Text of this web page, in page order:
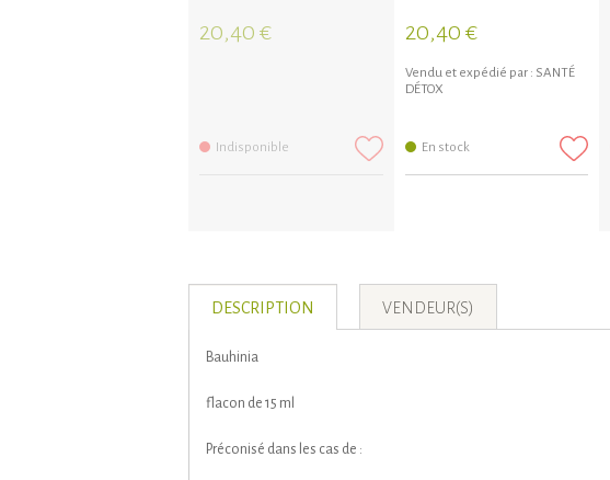
20,40 €
Indisponible
20,40 €
Vendu et expédié par : SANTÉ
DÉTOX
En stock
DESCRIPTION VENDEUR(S)
Bauhinia
flacon de 15 ml
Préconisé dans les cas de :